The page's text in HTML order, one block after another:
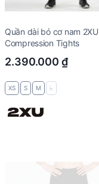
Quần dài bó cơ nam 2XU
Compression Tights
2.390.000 ₫
XS S M L